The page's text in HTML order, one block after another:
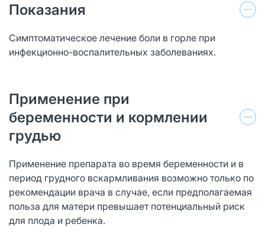
Показания
Симптоматическое лечение боли в горле при
инфекционно-воспалительных заболеваниях.
Применение при
беременности и кормлении
грудью
Применение препарата во время беременности и в
период грудного вскармливания возможно только по
рекомендации врача в случае, если предполагаемая
польза для матери превышает потенциальный риск
для плода и ребенка.